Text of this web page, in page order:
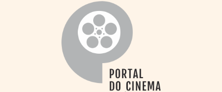
PAULO AMORIM
> HISTÓRIA
> HOMENAGEADOS
> EQUIPE
> ASSOCIAÇÃO DOS
> BIBLIOTECA
ROMEU GRIMALDI